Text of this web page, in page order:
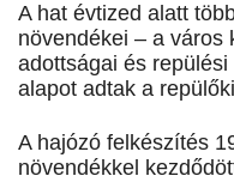
A hat évtized alatt
növendékei – a város
adottságai és
alapot adtak a
A hajózó felkészítés
növendékkel